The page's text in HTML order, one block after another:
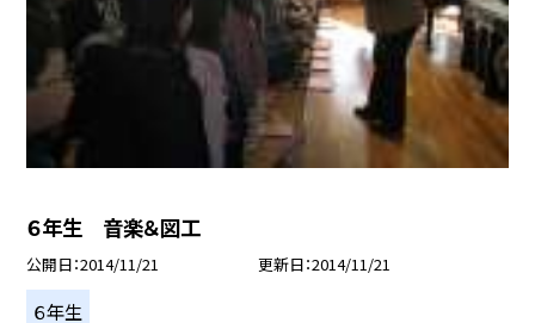
６年生 音楽＆図工
公開日 2014/11/21 更新日 2014/11/21
６年生